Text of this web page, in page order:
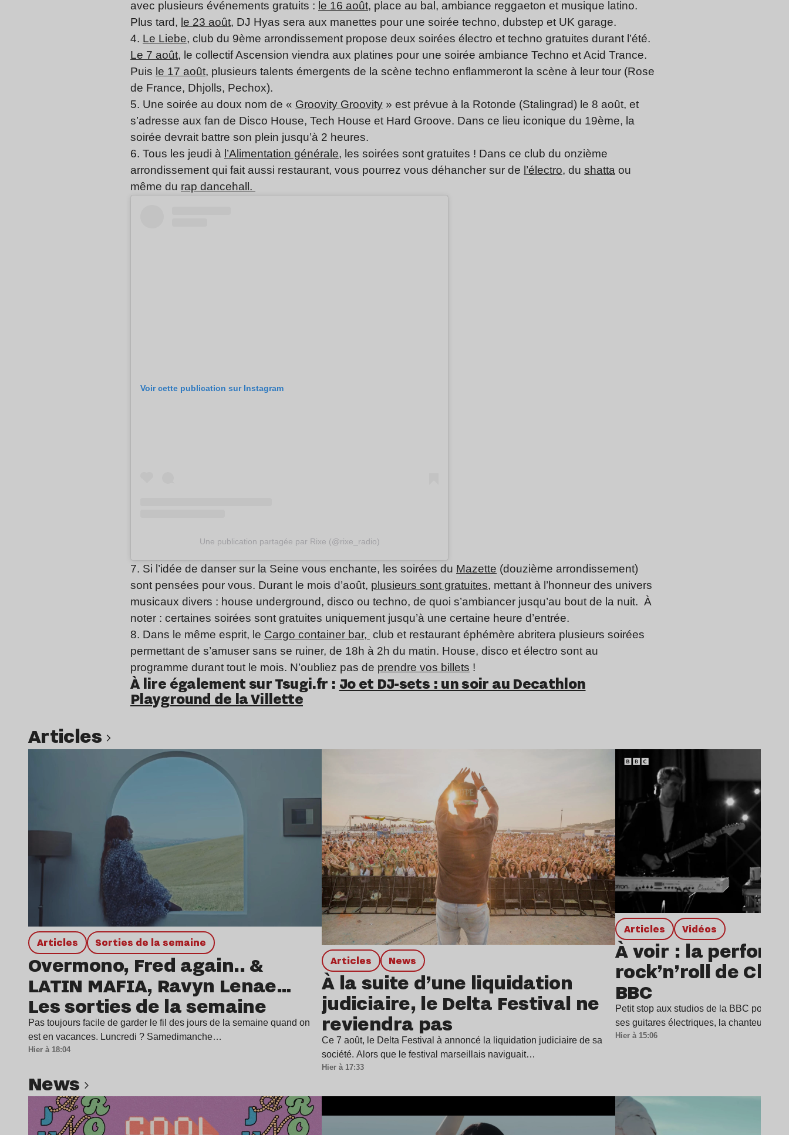
avec plusieurs événements gratuits : le 16 août, place au bal, ambiance reggaeton et musique latino.
Plus tard, le 23 août, DJ Hyas sera aux manettes pour une soirée techno, dubstep et UK garage.
4. Le Liebe, club du 9ème arrondissement propose deux soirées électro et techno gratuites durant l’été.
Le 7 août, le collectif Ascension viendra aux platines pour une soirée ambiance Techno et Acid Trance.
Puis le 17 août, plusieurs talents émergents de la scène techno enflammeront la scène à leur tour (Rose
de France, Dhjolls, Pechox).
5. Une soirée au doux nom de « Groovity Groovity » est prévue à la Rotonde (Stalingrad) le 8 août, et
s’adresse aux fan de Disco House, Tech House et Hard Groove. Dans ce lieu iconique du 19ème, la
soirée devrait battre son plein jusqu’à 2 heures.
6. Tous les jeudi à l’Alimentation générale, les soirées sont gratuites ! Dans ce club du onzième
arrondissement qui fait aussi restaurant, vous pourrez vous déhancher sur de l’électro, du shatta ou
même du rap dancehall.
Voir cette publication sur Instagram
Une publication partagée par Rixe (@rixe_radio)
7. Si l’idée de danser sur la Seine vous enchante, les soirées du Mazette (douzième arrondissement)
sont pensées pour vous. Durant le mois d’août, plusieurs sont gratuites, mettant à l’honneur des univers
musicaux divers : house underground, disco ou techno, de quoi s’ambiancer jusqu’au bout de la nuit. À
noter : certaines soirées sont gratuites uniquement jusqu’à une certaine heure d’entrée.
8. Dans le même esprit, le Cargo container bar, club et restaurant éphémère abritera plusieurs soirées
permettant de s’amuser sans se ruiner, de 18h à 2h du matin. House, disco et électro sont au
programme durant tout le mois. N’oubliez pas de prendre vos billets !
À lire également sur Tsugi.fr : Jo et DJ-sets : un soir au Decathlon
Playground de la Villettesoirées
Articles
Articles Sorties de la semaine
Overmono, Fred again.. &
LATIN MAFIA, Ravyn Lenae…
Les sorties de la semaine
Pas toujours facile de garder le fil des jours de la semaine quand on
est en vacances. Luncredi ? Samedimanche…
Hier à 18:04
Articles news
À la suite d’une liquidation
judiciaire, le Delta Festival ne
reviendra pas
Ce 7 août, le Delta Festival à annoncé la liquidation judiciaire de sa
société. Alors que le festival marseillais naviguait…
Hier à 17:33
Articles Vidéos
À voir : la
rock’n’roll de
BBC
Petit stop aux studios de la BBC pour
ses guitares électriques, la chanteuse a
Hier à 15:06
Lire l’article
news